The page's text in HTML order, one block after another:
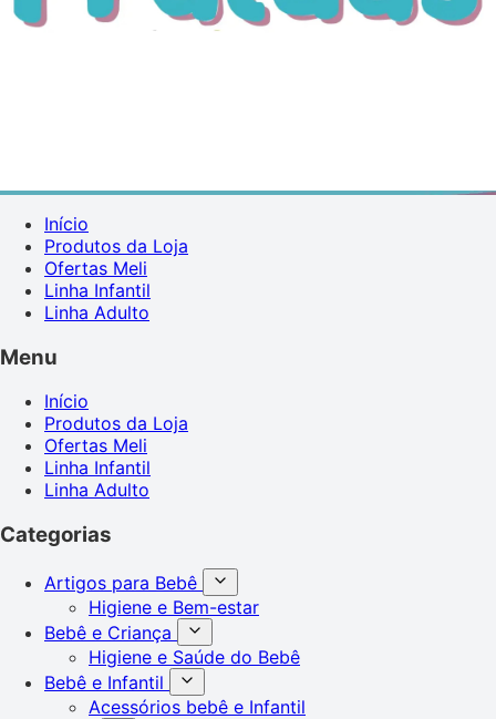
Início
Produtos da Loja
Ofertas Meli
Linha Infantil
Linha Adulto
Menu
Início
Produtos da Loja
Ofertas Meli
Linha Infantil
Linha Adulto
Categorias
Artigos para Bebê
Higiene e Bem-estar
Bebê e Criança
Higiene e Saúde do Bebê
Bebê e Infantil
Acessórios bebê e Infantil